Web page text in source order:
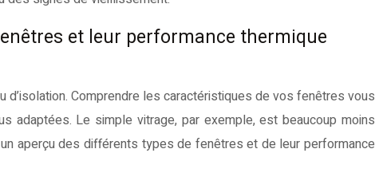
et leur performance thermique
Comprendre les caractéristiques de vos fenêtres vous
adaptées. Le simple vitrage, par exemple, est beaucoup moins
aperçu des différents types de fenêtres et de leur performance